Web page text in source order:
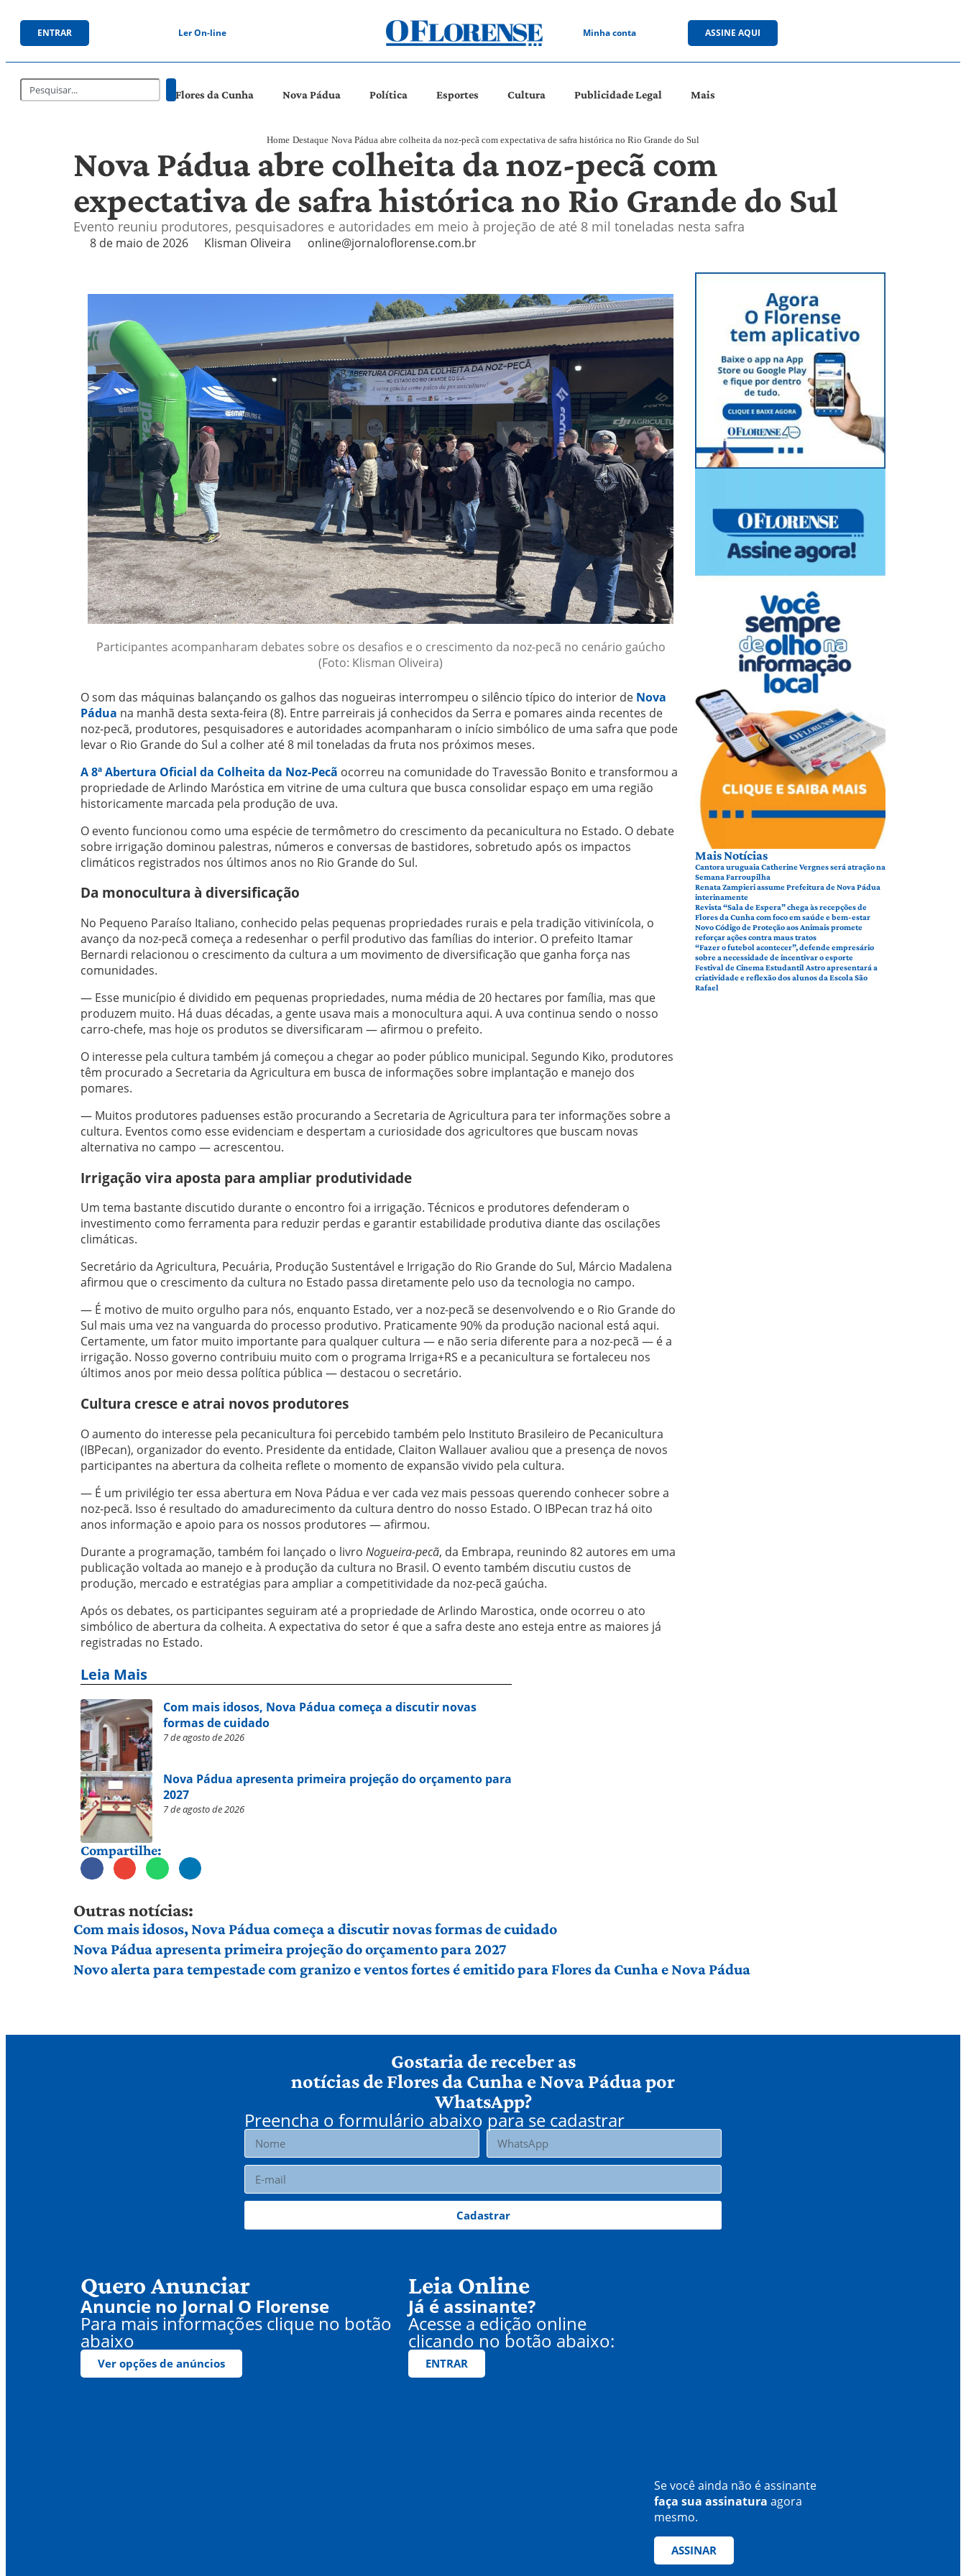
ENTRAR Ler On-line Minha conta ASSINE AQUI
Flores da Cunha Nova Pádua Política Esportes Cultura Publicidade Legal Mais
Home Destaque Nova Pádua abre colheita da noz-pecã com expectativa de safra histórica no Rio Grande do Sul
Nova Pádua abre colheita da noz-pecã com
expectativa de safra histórica no Rio Grande do Sul
Evento reuniu produtores, pesquisadores e autoridades em meio à projeção de até 8 mil toneladas nesta safra
8 de maio de 2026 Klisman Oliveira online@jornaloflorense.com.br
Participantes acompanharam debates sobre os desafios e o crescimento da noz-pecã no cenário gaúcho
(Foto: Klisman Oliveira)
O som das máquinas balançando os galhos das nogueiras interrompeu o silêncio típico do interior de Nova
Pádua na manhã desta sexta-feira (8). Entre parreirais já conhecidos da Serra e pomares ainda recentes de
noz-pecã, produtores, pesquisadores e autoridades acompanharam o início simbólico de uma safra que pode
levar o Rio Grande do Sul a colher até 8 mil toneladas da fruta nos próximos meses.
A 8ª Abertura Oficial da Colheita da Noz-Pecã ocorreu na comunidade do Travessão Bonito e transformou a
propriedade de Arlindo Maróstica em vitrine de uma cultura que busca consolidar espaço em uma região
historicamente marcada pela produção de uva.
O evento funcionou como uma espécie de termômetro do crescimento da pecanicultura no Estado. O debate
sobre irrigação dominou palestras, números e conversas de bastidores, sobretudo após os impactos
climáticos registrados nos últimos anos no Rio Grande do Sul.
Da monocultura à diversificação
No Pequeno Paraíso Italiano, conhecido pelas pequenas propriedades rurais e pela tradição vitivinícola, o
avanço da noz-pecã começa a redesenhar o perfil produtivo das famílias do interior. O prefeito Itamar
Bernardi relacionou o crescimento da cultura a um movimento de diversificação que ganha força nas
comunidades.
— Esse município é dividido em pequenas propriedades, numa média de 20 hectares por família, mas que
produzem muito. Há duas décadas, a gente usava mais a monocultura aqui. A uva continua sendo o nosso
carro-chefe, mas hoje os produtos se diversificaram — afirmou o prefeito.
O interesse pela cultura também já começou a chegar ao poder público municipal. Segundo Kiko, produtores
têm procurado a Secretaria da Agricultura em busca de informações sobre implantação e manejo dos
pomares.
— Muitos produtores paduenses estão procurando a Secretaria de Agricultura para ter informações sobre a
cultura. Eventos como esse evidenciam e despertam a curiosidade dos agricultores que buscam novas
alternativa no campo — acrescentou.
Irrigação vira aposta para ampliar produtividade
Um tema bastante discutido durante o encontro foi a irrigação. Técnicos e produtores defenderam o
investimento como ferramenta para reduzir perdas e garantir estabilidade produtiva diante das oscilações
climáticas.
Secretário da Agricultura, Pecuária, Produção Sustentável e Irrigação do Rio Grande do Sul, Márcio Madalena
afirmou que o crescimento da cultura no Estado passa diretamente pelo uso da tecnologia no campo.
— É motivo de muito orgulho para nós, enquanto Estado, ver a noz-pecã se desenvolvendo e o Rio Grande do
Sul mais uma vez na vanguarda do processo produtivo. Praticamente 90% da produção nacional está aqui.
Certamente, um fator muito importante para qualquer cultura — e não seria diferente para a noz-pecã — é a
irrigação. Nosso governo contribuiu muito com o programa Irriga+RS e a pecanicultura se fortaleceu nos
últimos anos por meio dessa política pública — destacou o secretário.
Cultura cresce e atrai novos produtores
O aumento do interesse pela pecanicultura foi percebido também pelo Instituto Brasileiro de Pecanicultura
(IBPecan), organizador do evento. Presidente da entidade, Claiton Wallauer avaliou que a presença de novos
participantes na abertura da colheita reflete o momento de expansão vivido pela cultura.
— É um privilégio ter essa abertura em Nova Pádua e ver cada vez mais pessoas querendo conhecer sobre a
noz-pecã. Isso é resultado do amadurecimento da cultura dentro do nosso Estado. O IBPecan traz há oito
anos informação e apoio para os nossos produtores — afirmou.
Durante a programação, também foi lançado o livro Nogueira-pecã, da Embrapa, reunindo 82 autores em uma
publicação voltada ao manejo e à produção da cultura no Brasil. O evento também discutiu custos de
produção, mercado e estratégias para ampliar a competitividade da noz-pecã gaúcha.
Após os debates, os participantes seguiram até a propriedade de Arlindo Marostica, onde ocorreu o ato
simbólico de abertura da colheita. A expectativa do setor é que a safra deste ano esteja entre as maiores já
registradas no Estado.
Leia Mais
Com mais idosos, Nova Pádua começa a discutir novas
formas de cuidado
7 de agosto de 2026
Nova Pádua apresenta primeira projeção do orçamento para
2027
7 de agosto de 2026
Compartilhe:
Mais Notícias
Cantora uruguaia Catherine Vergnes será atração na
Semana Farroupilha
Renata Zampieri assume Prefeitura de Nova Pádua
interinamente
Revista “Sala de Espera” chega às recepções de
Flores da Cunha com foco em saúde e bem-estar
Novo Código de Proteção aos Animais promete
reforçar ações contra maus tratos
“Fazer o futebol acontecer”, defende empresário
sobre a necessidade de incentivar o esporte
Festival de Cinema Estudantil Astro apresentará a
criatividade e reflexão dos alunos da Escola São
Rafael
Outras notícias:
Com mais idosos, Nova Pádua começa a discutir novas formas de cuidado
Nova Pádua apresenta primeira projeção do orçamento para 2027
Novo alerta para tempestade com granizo e ventos fortes é emitido para Flores da Cunha e Nova Pádua
Gostaria de receber as
notícias de Flores da Cunha e Nova Pádua por
WhatsApp?
Preencha o formulário abaixo para se cadastrar
Cadastrar
Quero Anunciar
Anuncie no Jornal O Florense
Para mais informações clique no botão
abaixo
Ver opções de anúncios
Leia Online
Já é assinante?
Acesse a edição online
clicando no botão abaixo:
ENTRAR
Se você ainda não é assinante
faça sua assinatura agora
mesmo.
ASSINAR